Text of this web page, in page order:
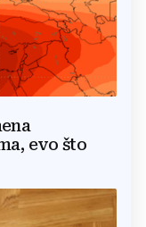
evo što